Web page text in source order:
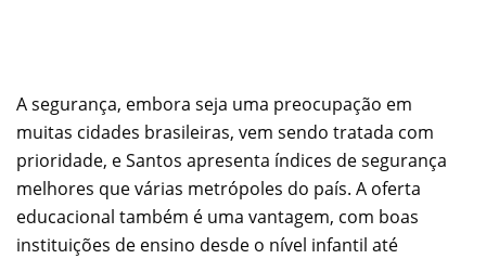
A segurança, embora seja uma preocupação em
muitas cidades brasileiras, vem sendo tratada com
prioridade, e Santos apresenta índices de segurança
melhores que várias metrópoles do país. A oferta
educacional também é uma vantagem, com boas
instituições de ensino desde o nível infantil até